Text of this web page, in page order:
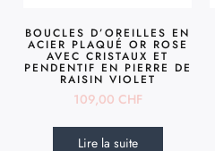
BOUCLES D’OREILLES EN
ACIER PLAQUÉ OR ROSE
AVEC CRISTAUX ET
PENDENTIF EN PIERRE DE
RAISIN VIOLET
109,00 CHF
Lire la suite